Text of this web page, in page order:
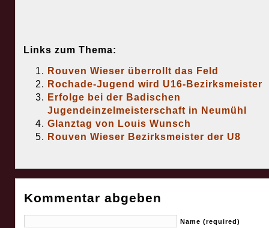
Links zum Thema:
Rouven Wieser überrollt das Feld
Rochade-Jugend wird U16-Bezirksmeister
Erfolge bei der Badischen
Jugendeinzelmeisterschaft in Neumühl
Glanztag von Louis Wunsch
Rouven Wieser Bezirksmeister der U8
Kommentar abgeben
Name (required)